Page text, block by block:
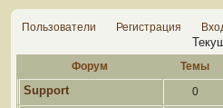
Пользователи Регистрация
Форум Темы
Support 0